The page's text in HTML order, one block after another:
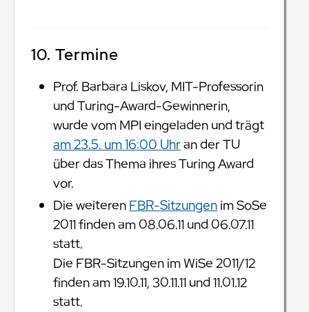
10. Termine
Prof. Barbara Liskov, MIT-Professorin
und Turing-Award-Gewinnerin,
wurde vom MPI eingeladen und trägt
am 23.5. um 16:00 Uhran der TU
über das Thema ihres Turing Award
vor.
Die weiterenFBR-Sitzungenim SoSe
2011 finden am 08.06.11 und 06.07.11
statt.
Die FBR-Sitzungen im WiSe 2011/12
finden am 19.10.11, 30.11.11 und 11.01.12
statt.